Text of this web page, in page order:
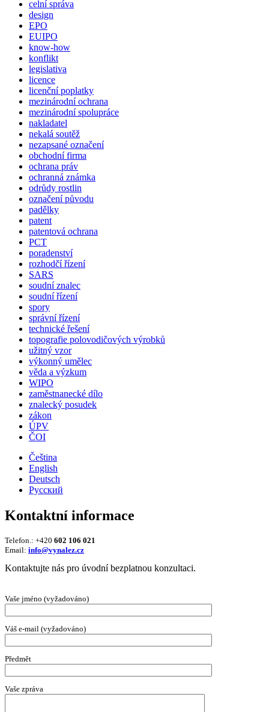
celní správa
design
EPO
EUIPO
know-how
konflikt
legislativa
licence
licenční poplatky
mezinárodní ochrana
mezinárodní spolupráce
nakladatel
nekalá soutěž
nezapsané označení
obchodní firma
ochrana práv
ochranná známka
odrůdy rostlin
označení původu
padělky
patent
patentová ochrana
PCT
poradenství
rozhodčí řízení
SARS
soudní znalec
soudní řízení
spory
správní řízení
technické řešení
topografie polovodičových výrobků
užitný vzor
výkonný umělec
věda a výzkum
WIPO
zaměstnanecké dílo
znalecký posudek
zákon
ÚPV
ČOI
Čeština
English
Deutsch
Русский
Kontaktní informace
Telefon.: +420 602 106 021
Email: info@vynalez.cz
Kontaktujte nás pro úvodní bezplatnou konzultaci.
Vaše jméno (vyžadováno)
Váš e-mail (vyžadováno)
Předmět
Vaše zpráva